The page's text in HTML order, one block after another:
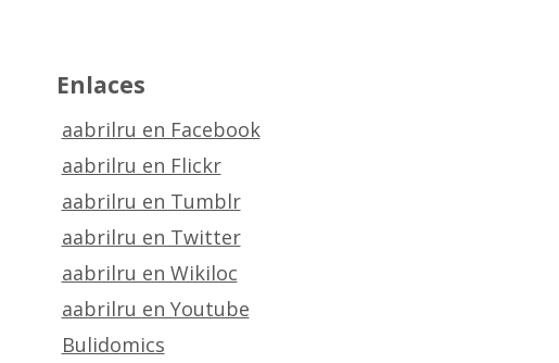
Enlaces
aabrilru en Facebook
aabrilru en Flickr
aabrilru en Tumblr
aabrilru en Twitter
aabrilru en Wikiloc
aabrilru en Youtube
Bulidomics